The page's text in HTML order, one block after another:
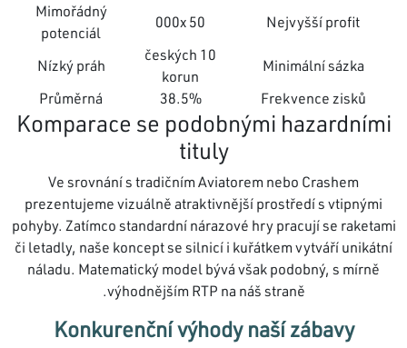
Nejvyšší profit
50 000x
Mimořádný
potenciál
Minimální sázka
10 českých
korun
Nízký práh
Frekvence zisků
38.5%
Průměrná
Komparace se podobnými hazardními
tituly
Ve srovnání s tradičním Aviatorem nebo Crashem
prezentujeme vizuálně atraktivnější prostředí s vtipnými
pohyby. Zatímco standardní nárazové hry pracují se raketami
či letadly, naše koncept se silnicí i kuřátkem vytváří unikátní
náladu. Matematický model bývá však podobný, s mírně
výhodnějším RTP na náš straně.
Konkurenční výhody naší zábavy